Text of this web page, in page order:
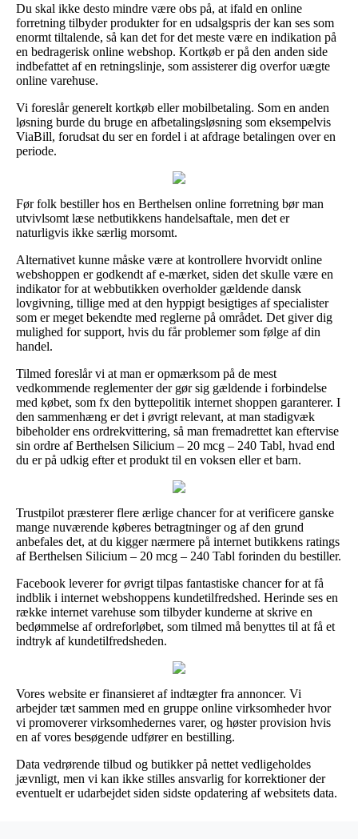
Du skal ikke desto mindre være obs på, at ifald en online
forretning tilbyder produkter for en udsalgspris der kan ses som
enormt tiltalende, så kan det for det meste være en indikation på
en bedragerisk online webshop. Kortkøb er på den anden side
indbefattet af en retningslinje, som assisterer dig overfor uægte
online varehuse.
Vi foreslår generelt kortkøb eller mobilbetaling. Som en anden
løsning burde du bruge en afbetalingsløsning som eksempelvis
ViaBill, forudsat du ser en fordel i at afdrage betalingen over en
periode.
Før folk bestiller hos en Berthelsen online forretning bør man
utvivlsomt læse netbutikkens handelsaftale, men det er
naturligvis ikke særlig morsomt.
Alternativet kunne måske være at kontrollere hvorvidt online
webshoppen er godkendt af e-mærket, siden det skulle være en
indikator for at webbutikken overholder gældende dansk
lovgivning, tillige med at den hyppigt besigtiges af specialister
som er meget bekendte med reglerne på området. Det giver dig
mulighed for support, hvis du får problemer som følge af din
handel.
Tilmed foreslår vi at man er opmærksom på de mest
vedkommende reglementer der gør sig gældende i forbindelse
med købet, som fx den byttepolitik internet shoppen garanterer. I
den sammenhæng er det i øvrigt relevant, at man stadigvæk
bibeholder ens ordrekvittering, så man fremadrettet kan eftervise
sin ordre af Berthelsen Silicium – 20 mcg – 240 Tabl, hvad end
du er på udkig efter et produkt til en voksen eller et barn.
Trustpilot præsterer flere ærlige chancer for at verificere ganske
mange nuværende køberes betragtninger og af den grund
anbefales det, at du kigger nærmere på internet butikkens ratings
af Berthelsen Silicium – 20 mcg – 240 Tabl forinden du bestiller.
Facebook leverer for øvrigt tilpas fantastiske chancer for at få
indblik i internet webshoppens kundetilfredshed. Herinde ses en
række internet varehuse som tilbyder kunderne at skrive en
bedømmelse af ordreforløbet, som tilmed må benyttes til at få et
indtryk af kundetilfredsheden.
Vores website er finansieret af indtægter fra annoncer. Vi
arbejder tæt sammen med en gruppe online virksomheder hvor
vi promoverer virksomhedernes varer, og høster provision hvis
en af vores besøgende udfører en bestilling.
Data vedrørende tilbud og butikker på nettet vedligeholdes
jævnligt, men vi kan ikke stilles ansvarlig for korrektioner der
eventuelt er udarbejdet siden sidste opdatering af websitets data.